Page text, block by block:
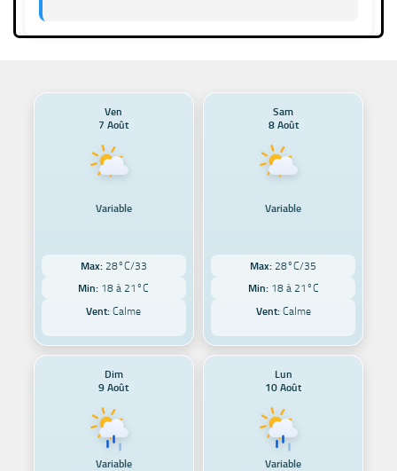
Ven
7 Août
Variable
Max: 28°C/33
Min: 18 à 21°C
Vent: Calme
Sam
8 Août
Variable
Max: 28°C/35
Min: 18 à 21°C
Vent:Calme
Dim
9 Août
Variable
Lun
10 Août
Variable